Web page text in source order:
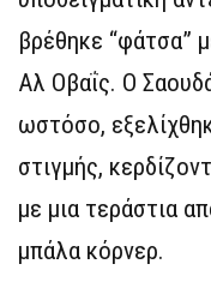
βρέθηκε “φάτσα”
Αλ Οβαΐς. Ο
ωστόσο,
στιγμής,
με μια τεράστια
μπάλα κόρνερ.